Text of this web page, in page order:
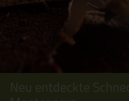
Neu entdeckte